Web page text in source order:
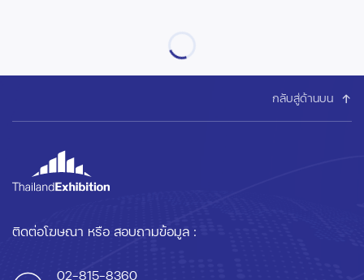
กลับสู่ด้านบน
ติดต่อโฆษณา หรือ สอบถามข้อมูล :
02-815-8360